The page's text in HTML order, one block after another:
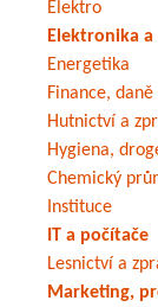
Elektro
Elektronika
Energetika
Finance,
Hutnictví a
Hygiena,
Chemický
Instituce
IT a počítače
Lesnictví a
Marketing,